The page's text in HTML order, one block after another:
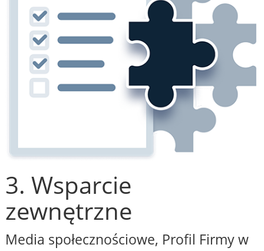
3. Wsparcie
zewnętrzne
Media społecznościowe, Profil Firmy w